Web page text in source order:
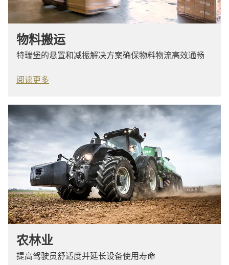
物料搬运
特瑞堡的悬置和减振解决方案确保物料物流高效通畅
阅读更多
农林业
提高驾驶员舒适度并延长设备使用寿命